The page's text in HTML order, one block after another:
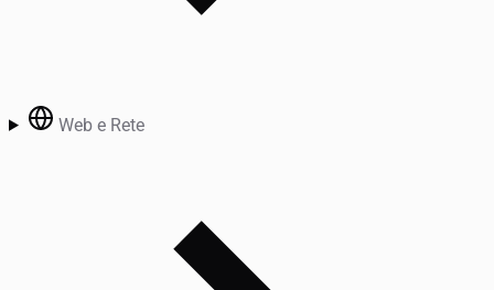
Web e Rete